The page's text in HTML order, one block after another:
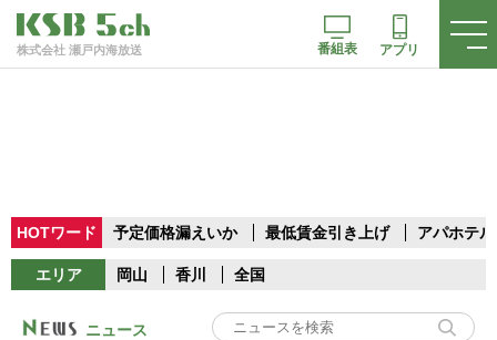
株式会社 瀬戸内海放送 番組表 アプリ
HOTワード 予定価格漏えいか 最低賃金引き上げ アパホテル
エリア 岡山 香川 全国
ニュース